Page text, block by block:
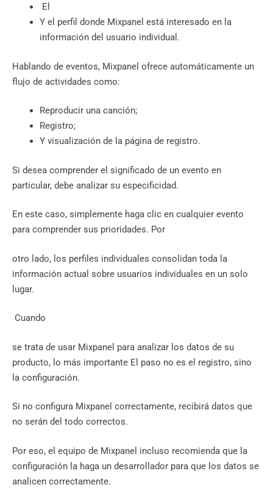
‍ El
Y el perfil donde Mixpanel está interesado en la
información del usuario individual.
Hablando de eventos, Mixpanel ofrece automáticamente un
flujo de actividades como:
Reproducir una canción;
Registro;
Y visualización de la página de registro.
Si desea comprender el significado de un evento en
particular, debe analizar su especificidad.
En este caso, simplemente haga clic en cualquier evento
para comprender sus prioridades.‍ Por
otro lado, los perfiles individuales consolidan toda la
información actual sobre usuarios individuales en un solo
lugar.‍
‍ Cuando
se trata de usar Mixpanel para analizar los datos de su
producto, lo más importante El paso no es el registro, sino
la configuración.
Si no configura Mixpanel correctamente, recibirá datos que
no serán del todo correctos.
Por eso, el equipo de Mixpanel incluso recomienda que la
configuración la haga un desarrollador para que los datos se
analicen correctamente.